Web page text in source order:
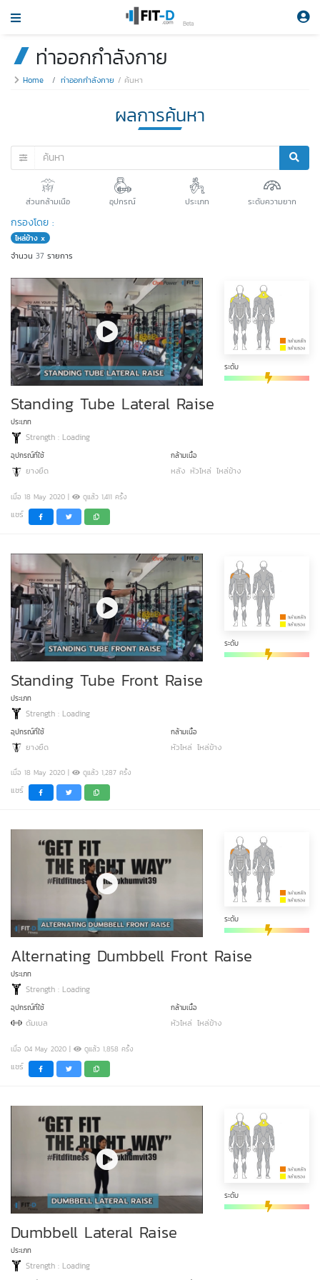
Beta
ท่าออกกำลังกาย
Home ท่าออกกำลังกาย ค้นหา
ผลการค้นหา
ส่วนกล้ามเนือ อุปกรณ์ ประเภท ระดับความยาก
กรองโดย :
ไหล่ข้าง x
จำนวน 37 รายการ
ระดับ
Standing Tube Lateral Raise
ประเภท
Strength : Loading
อุปกรณ์ที่ใช้
ยางยืด
กล้ามเนื้อ
หลัง หัวไหล่ ไหล่ข้าง
เมื่อ 18 May 2020 | ดูแล้ว 1,411 ครั้ง
แชร์
ระดับ
Standing Tube Front Raise
ประเภท
Strength : Loading
อุปกรณ์ที่ใช้
ยางยืด
กล้ามเนื้อ
หัวไหล่ ไหล่ข้าง
เมื่อ 18 May 2020 | ดูแล้ว 1,287 ครั้ง
แชร์
ระดับ
Alternating Dumbbell Front Raise
ประเภท
Strength : Loading
อุปกรณ์ที่ใช้
ดัมเบล
กล้ามเนื้อ
หัวไหล่ ไหล่ข้าง
เมื่อ 04 May 2020 | ดูแล้ว 1,858 ครั้ง
แชร์
ระดับ
Dumbbell Lateral Raise
ประเภท
Strength : Loading